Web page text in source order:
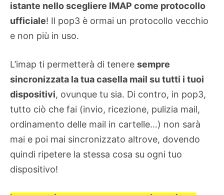
istante nello scegliere IMAP come protocollo
ufficiale! Il pop3 è ormai un protocollo vecchio
e non più in uso.
L’imap ti permetterà di tenere sempre
sincronizzata la tua casella mail su tutti i tuoi
dispositivi, ovunque tu sia. Di contro, in pop3,
tutto ciò che fai (invio, ricezione, pulizia mail,
ordinamento delle mail in cartelle…) non sarà
mai e poi mai sincronizzato altrove, dovendo
quindi ripetere la stessa cosa su ogni tuo
dispositivo!